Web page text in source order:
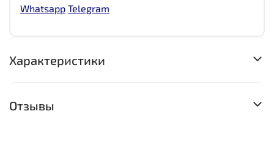
Whatsapp Telegram
Характеристики
Отзывы